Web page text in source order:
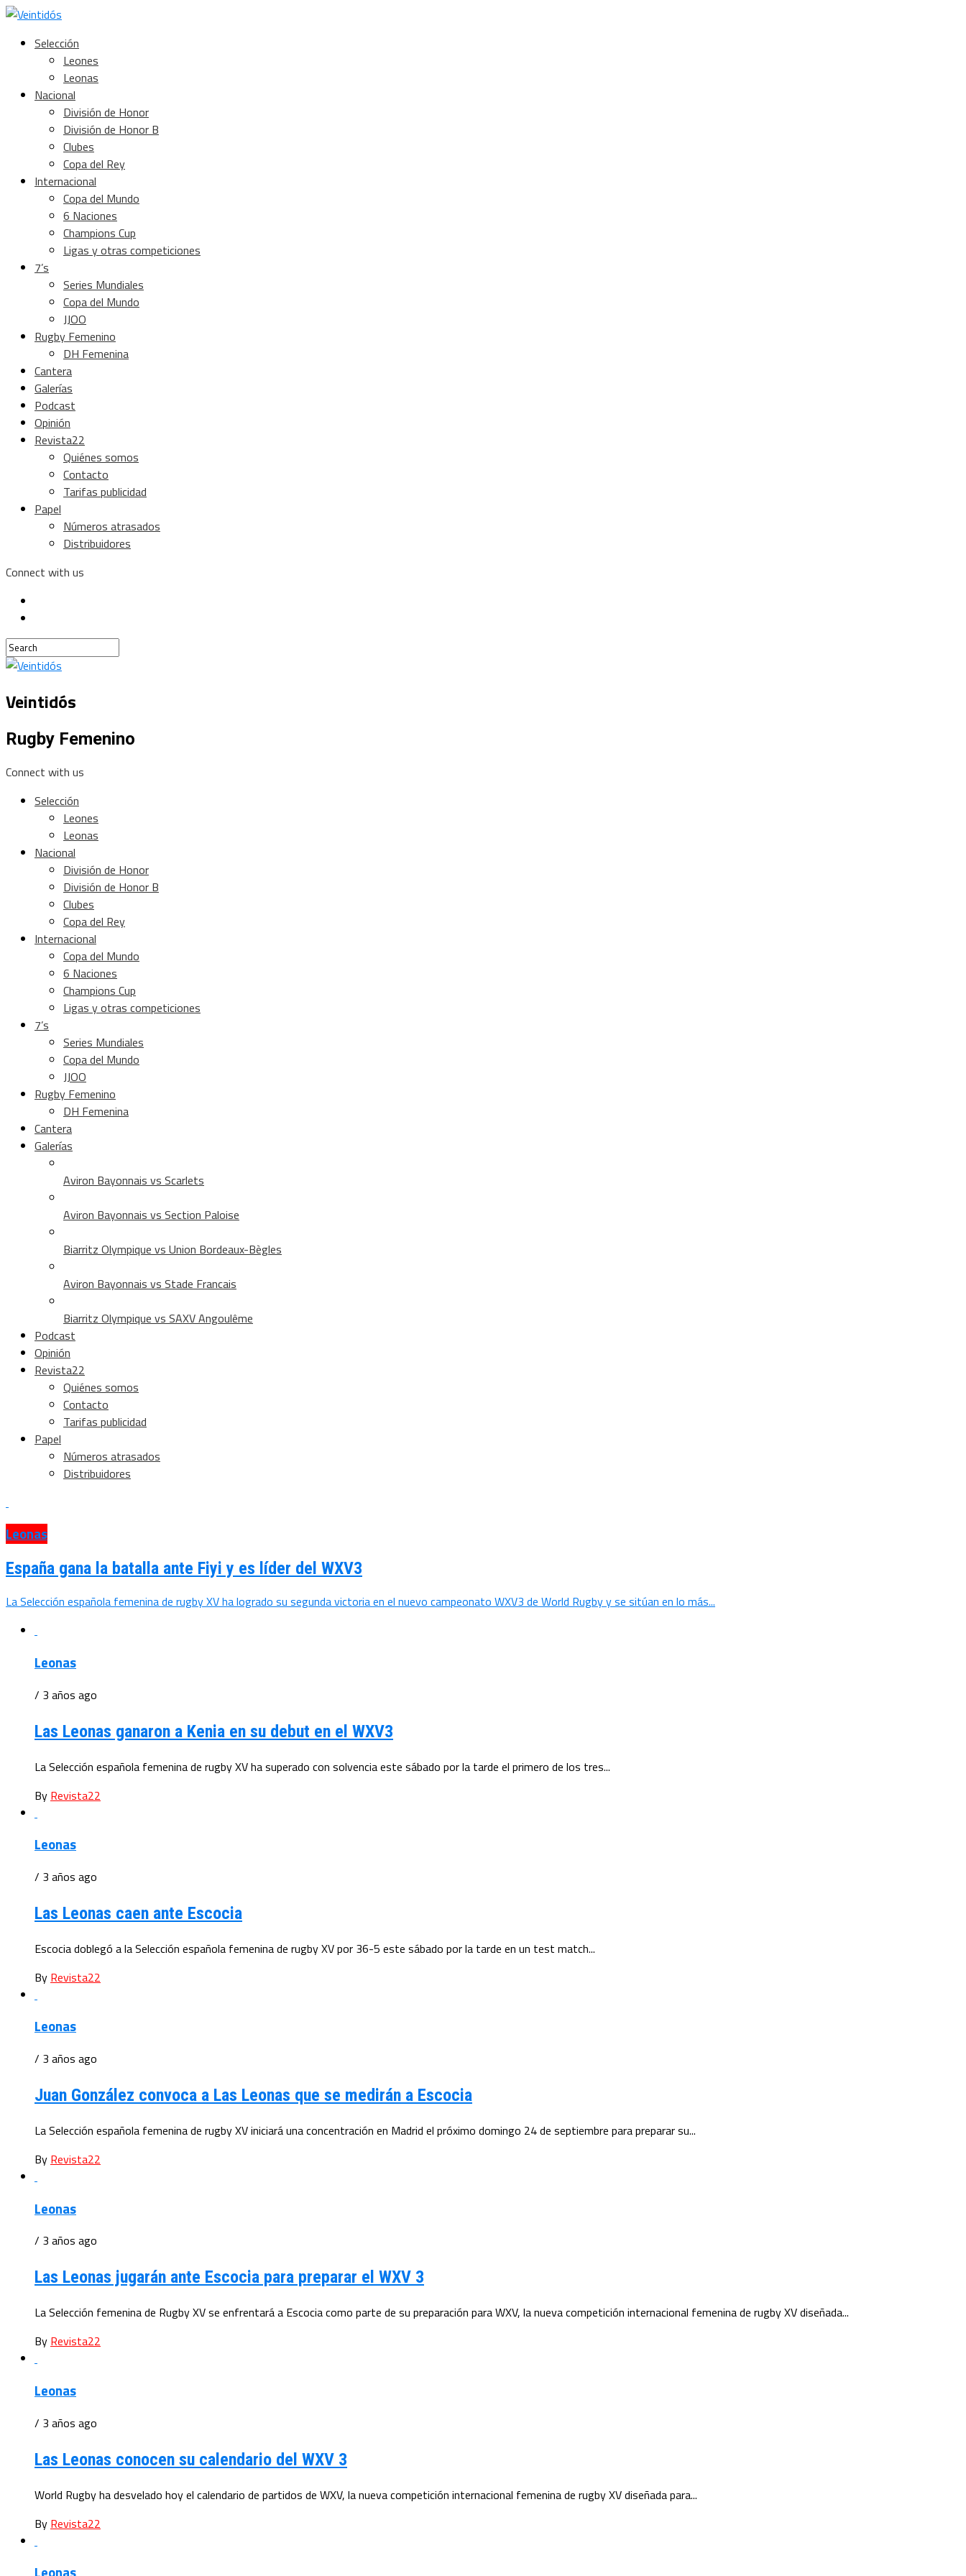
Selección
Leones
Leonas
Nacional
División de Honor
División de Honor B
Clubes
Copa del Rey
Internacional
Copa del Mundo
6 Naciones
Champions Cup
Ligas y otras competiciones
7’s
Series Mundiales
Copa del Mundo
JJOO
Rugby Femenino
DH Femenina
Cantera
Galerías
Podcast
Opinión
Revista22
Quiénes somos
Contacto
Tarifas publicidad
Papel
Números atrasados
Distribuidores
Connect with us
Veintidós
Rugby Femenino
Connect with us
Selección
Leones
Leonas
Nacional
División de Honor
División de Honor B
Clubes
Copa del Rey
Internacional
Copa del Mundo
6 Naciones
Champions Cup
Ligas y otras competiciones
7’s
Series Mundiales
Copa del Mundo
JJOO
Rugby Femenino
DH Femenina
Cantera
Galerías
Aviron Bayonnais vs Scarlets
Aviron Bayonnais vs Section Paloise
Biarritz Olympique vs Union Bordeaux-Bègles
Aviron Bayonnais vs Stade Francais
Biarritz Olympique vs SAXV Angoulême
Podcast
Opinión
Revista22
Quiénes somos
Contacto
Tarifas publicidad
Papel
Números atrasados
Distribuidores
Leonas
España gana la batalla ante Fiyi y es líder del WXV3
La Selección española femenina de rugby XV ha logrado su segunda victoria en el nuevo campeonato WXV3 de World Rugby y se sitúan en lo más...
Leonas
/ 3 años ago
Las Leonas ganaron a Kenia en su debut en el WXV3
La Selección española femenina de rugby XV ha superado con solvencia este sábado por la tarde el primero de los tres...
By Revista22
Leonas
/ 3 años ago
Las Leonas caen ante Escocia
Escocia doblegó a la Selección española femenina de rugby XV por 36-5 este sábado por la tarde en un test match...
By Revista22
Leonas
/ 3 años ago
Juan González convoca a Las Leonas que se medirán a Escocia
La Selección española femenina de rugby XV iniciará una concentración en Madrid el próximo domingo 24 de septiembre para preparar su...
By Revista22
Leonas
/ 3 años ago
Las Leonas jugarán ante Escocia para preparar el WXV 3
La Selección femenina de Rugby XV se enfrentará a Escocia como parte de su preparación para WXV, la nueva competición internacional femenina de rugby XV diseñada...
By Revista22
Leonas
/ 3 años ago
Las Leonas conocen su calendario del WXV 3
World Rugby ha desvelado hoy el calendario de partidos de WXV, la nueva competición internacional femenina de rugby XV diseñada para...
By Revista22